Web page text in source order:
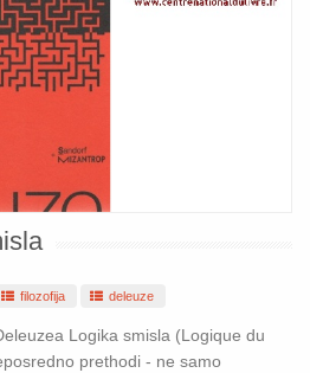
filozofija deleuze
Logika smisla (Logique du
prethodi - ne samo